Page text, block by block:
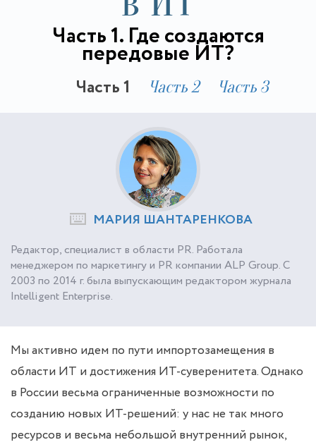
Часть 1. Где создаются
передовые ИТ?
Часть 1 Часть 2 Часть 3
МАРИЯ ШАНТАРЕНКОВА
Редактор, специалист в области PR. Работала
менеджером по маркетингу и PR компании ALP Group. С
2003 по 2014 г. была выпускающим редактором журнала
Intelligent Enterprise.
Мы активно идем по пути импортозамещения в
области ИТ и достижения ИТ-суверенитета. Однако
в России весьма ограниченные возможности по
созданию новых ИТ-решений: у нас не так много
ресурсов и весьма небольшой внутренний рынок,